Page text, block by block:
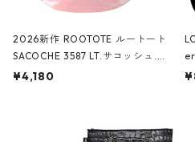
2026新作 ROOTOTE ルートート
SACOCHE 3587 LT.サコッシュ.ル
ミエ-B ショルダーバッグ グロスピ
¥4,180